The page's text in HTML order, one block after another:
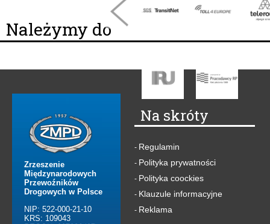
Należymy do
Zrzeszenie
Międzynarodowych
Przewoźników
Drogowych w Polsce
NIP: 522-000-21-10
KRS: 109043
Na skróty
- Regulamin
- Polityka prywatności
- Polityka coockies
- Klauzule informacyjne
- Reklama